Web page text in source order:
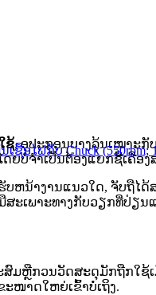
ຊ້. ອຸປະກອນບາງລຸ້ນເໝາະ
ຍບໍ່ຈຳເປັນຕ້ອງແຍກຊື້ເຄື່ອງ
ຮັບຫນ້າງານແນວໃດ, ຈັບຖື
ສະເພາະທາງກັບວຽກທີ່ປ່ຽນ
ສົມຫຼືກວນວັດສະດຸມັກຖືກໃ
ະໜາດໃຫຍ່ເຂົ້າບໍ່ເຖິງ.
ຊື້ອໄຟກັບ Chuck (550rpm;